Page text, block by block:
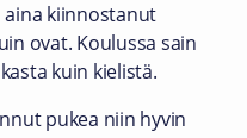
aina kiinnostanut
ovat. Koulussa sain
kuin kielistä.
pukea niin hyvin